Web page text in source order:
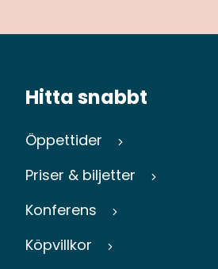
Hitta snabbt
Öppettider
Priser & biljetter
Konferens
Köpvillkor